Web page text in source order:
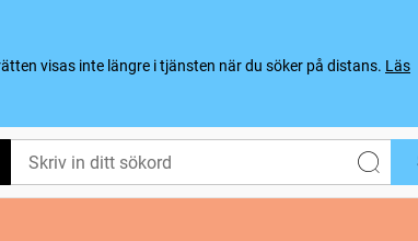
visas inte längre i tjänsten när du söker på distans. Läs